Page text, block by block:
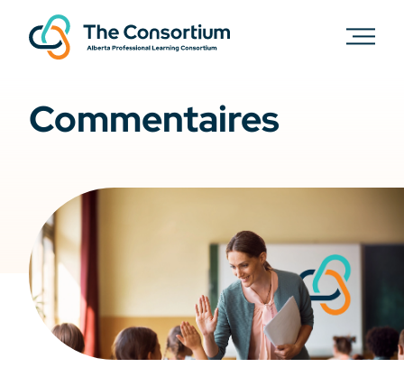
Commentaires